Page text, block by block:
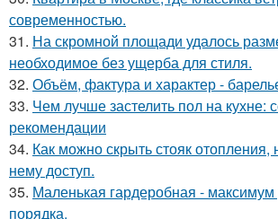
современностью.
31. На скромной площади удалось
необходимое без ущерба для стиля.
32. Объём, фактура и характер -
33. Чем лучше застелить пол на кухне:
рекомендации
34. Как можно скрыть стояк отопления,
нему доступ.
35. Маленькая гардеробная - максимум
порядка.